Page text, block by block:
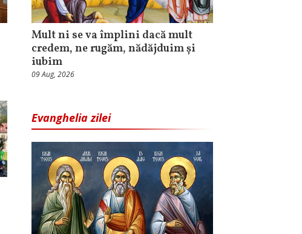
Mult ni se va împlini dacă mult
credem, ne rugăm, nădăjduim și
iubim
09 Aug, 2026
Evanghelia zilei